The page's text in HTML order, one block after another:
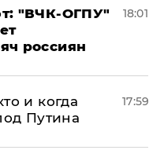
"ВЧК-ОГПУ"
россиян
18:01
и когда
Путина
17:59